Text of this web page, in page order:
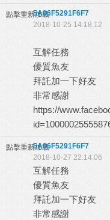
點擊重新加載5A06F5291F6F7
2018-10-25 14:18:12
互解任務
優質魚友
拜託加一下好友
非常感謝
https://
點擊重新加載5A06F5291F6F7
2018-10-27 22:14:06
互解任務
優質魚友
拜託加一下好友
非常感謝